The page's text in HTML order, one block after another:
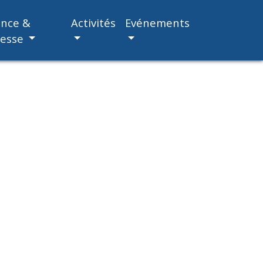
&
Activités Evénements